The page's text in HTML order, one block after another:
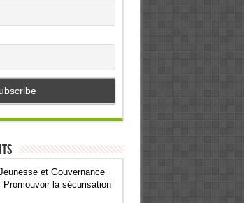
et Gouvernance
Promouvoir la sécurisation